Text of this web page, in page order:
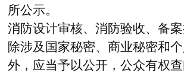
所公示。
消防设计审核、消防验收、备案
除涉及国家秘密、商业秘密和
外，应当予以公开，公众有权查